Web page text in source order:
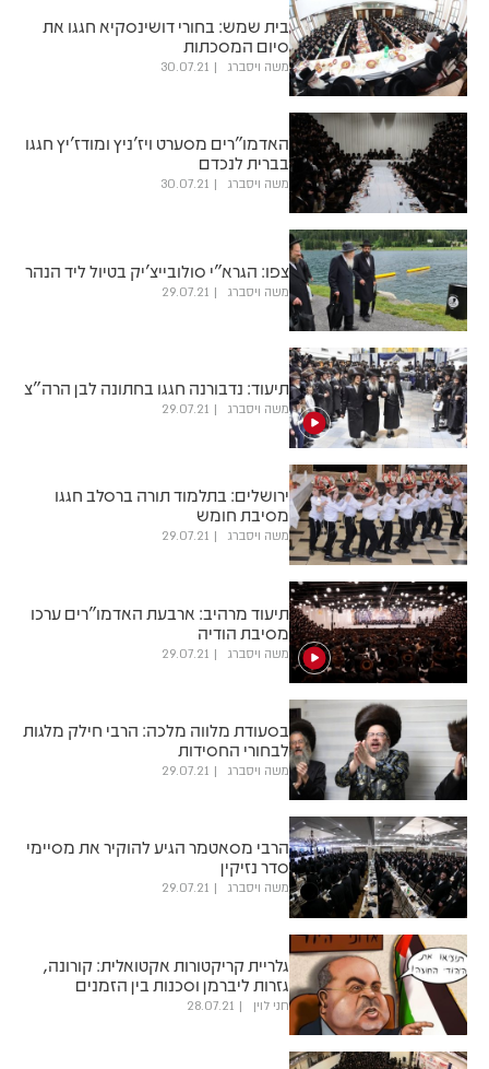
בית שמש: בחורי דושינסקיא חגגו את
סיום המסכתות
משה ויסברג 30.07.21
האדמו"רים מסערט ויז'ניץ ומודז'יץ חגגו
בברית לנכדם
משה ויסברג 30.07.21
צפו: הגרא"י סולובייצ'יק בטיול ליד הנהר
משה ויסברג 29.07.21
תיעוד: נדבורנה חגגו בחתונה לבן הרה"צ
משה ויסברג 29.07.21
ירושלים: בתלמוד תורה ברסלב חגגו
מסיבת חומש
משה ויסברג 29.07.21
תיעוד מרהיב: ארבעת האדמו"רים ערכו
מסיבת הודיה
משה ויסברג 29.07.21
בסעודת מלווה מלכה: הרבי חילק מלגות
לבחורי החסידות
משה ויסברג 29.07.21
הרבי מסאטמר הגיע להוקיר את מסיימי
סדר נזיקין
משה ויסברג 29.07.21
גלריית קריקטורות אקטואלית: קורונה,
גזרות ליברמן וסכנות בין הזמנים
חני לוין 28.07.21